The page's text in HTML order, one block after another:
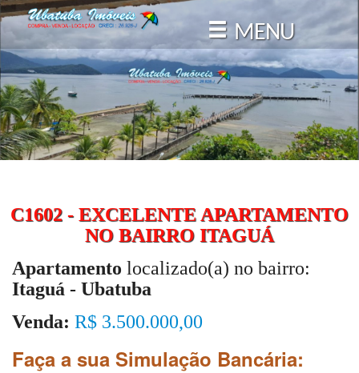
MENU
C1602 - EXCELENTE APARTAMENTO
NO BAIRRO ITAGUÁ
Apartamento localizado(a) no bairro:
Itaguá - Ubatuba
Venda: R$ 3.500.000,00
Faça a sua Simulação Bancária: